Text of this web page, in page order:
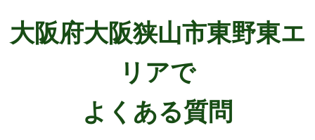
大阪府大阪狭山市東野東エ
リアで
よくある質問